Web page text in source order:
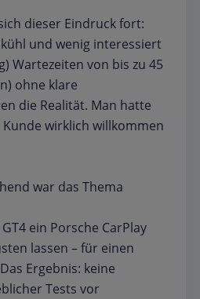
dieser Eindruck fort:
und wenig interessiert
Wartezeiten von bis zu 45
ohne klare
die Realität. Man hatte
wirklich willkommen
war das Thema
ein Porsche CarPlay
lassen – für einen
Ergebnis: keine
Tests vor